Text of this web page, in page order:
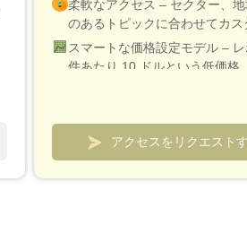
柔軟なアクセス – セクター、
のあるトピックに合わせてカス
スマートな価格設定モデル – レ
件あたり 10 ドルという低価格
市場と競合他社を追跡するため
ムダッシュボード
アクセスをリクエスト